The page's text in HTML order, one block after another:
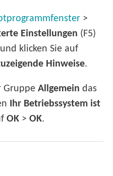
>
Einstellungen (F5)
und klicken Sie auf
Hinweise.
GruppeAllgemein das
Ihr Betriebssystem ist
OK >OK.